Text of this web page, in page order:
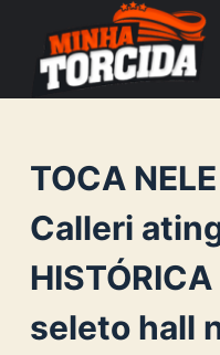
e
TOCA
Calleri
seleto hall